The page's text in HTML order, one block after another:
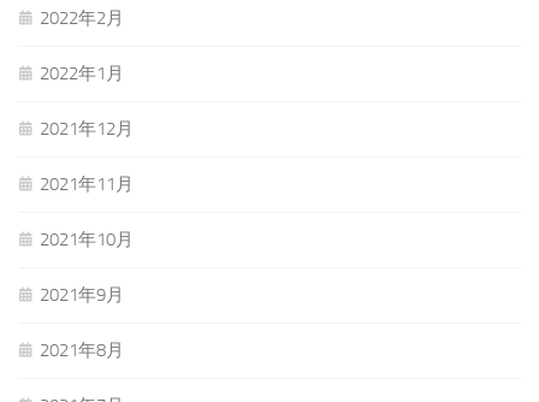
2022年2月
2022年1月
2021年12月
2021年11月
2021年10月
2021年9月
2021年8月